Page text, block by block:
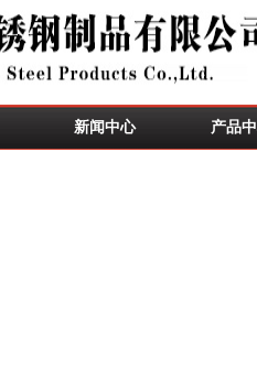
新闻中心 产品